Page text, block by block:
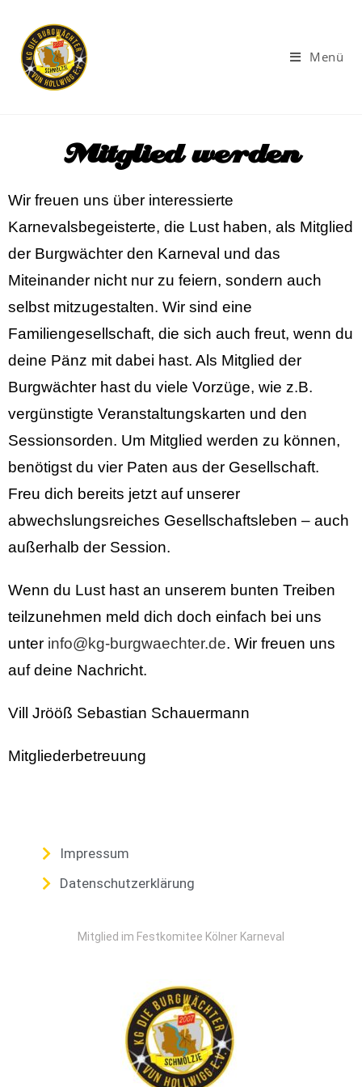
Menü
Mitglied werden
Wir freuen uns über interessierte
Karnevalsbegeisterte, die Lust haben, als Mitglied
der Burgwächter den Karneval und das
Miteinander nicht nur zu feiern, sondern auch
selbst mitzugestalten. Wir sind eine
Familiengesellschaft, die sich auch freut, wenn du
deine Pänz mit dabei hast. Als Mitglied der
Burgwächter hast du viele Vorzüge, wie z.B.
vergünstigte Veranstaltungskarten und den
Sessionsorden. Um Mitglied werden zu können,
benötigst du vier Paten aus der Gesellschaft.
Freu dich bereits jetzt auf unserer
abwechslungsreiches Gesellschaftsleben – auch
außerhalb der Session.
Wenn du Lust hast an unserem bunten Treiben
teilzunehmen meld dich doch einfach bei uns
unter info@kg-burgwaechter.de. Wir freuen uns
auf deine Nachricht.
Vill Jrööß Sebastian Schauermann
Mitgliederbetreuung
Impressum
Datenschutzerklärung
Mitglied im Festkomitee Kölner Karneval​